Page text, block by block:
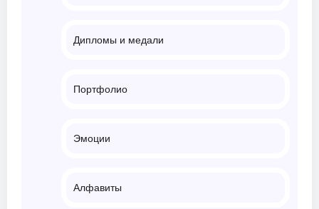
Дипломы и медали
Портфолио
Эмоции
Алфавиты